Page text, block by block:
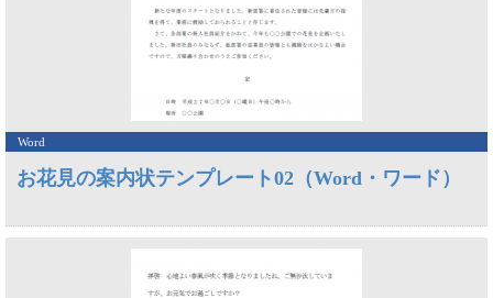
Word
お花見の案内状テンプレート02（Word・ワード）